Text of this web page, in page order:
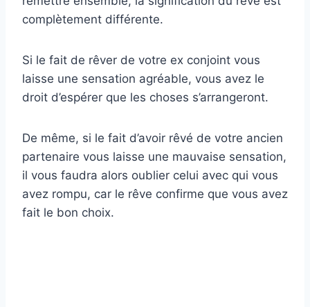
complètement différente.
Si le fait de rêver de votre ex conjoint vous
laisse une sensation agréable, vous avez le
droit d’espérer que les choses s’arrangeront.
De même, si le fait d’avoir rêvé de votre ancien
partenaire vous laisse une mauvaise sensation,
il vous faudra alors oublier celui avec qui vous
avez rompu, car le rêve confirme que vous avez
fait le bon choix.